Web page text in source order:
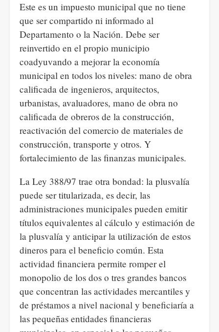
Este es un impuesto municipal que no tiene
que ser compartido ni informado al
Departamento o la Nación. Debe ser
reinvertido en el propio municipio
coadyuvando a mejorar la economía
municipal en todos los niveles: mano de obra
calificada de ingenieros, arquitectos,
urbanistas, avaluadores, mano de obra no
calificada de obreros de la construcción,
reactivación del comercio de materiales de
construcción, transporte y otros. Y
fortalecimiento de las finanzas municipales.
La Ley 388/97 trae otra bondad: la plusvalía
puede ser titularizada, es decir, las
administraciones municipales pueden emitir
títulos equivalentes al cálculo y estimación de
la plusvalía y anticipar la utilización de estos
dineros para el beneficio común. Esta
actividad financiera permite romper el
monopolio de los dos o tres grandes bancos
que concentran las actividades mercantiles y
de préstamos a nivel nacional y beneficiaría a
las pequeñas entidades financieras